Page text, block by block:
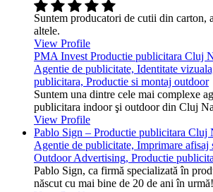
Suntem producatori de cutii din carton,
altele.
View Profile
PMA Invest Productie publicitara Cluj
Agentie de publicitate, Identitate
publicitara, Productie si montaj outdoor
Suntem una dintre cele mai complexe
publicitara indoor şi outdoor din Cluj
View Profile
Pablo Sign – Productie publicitara Cluj
Agentie de publicitate, Imprimare
Outdoor Advertising, Productie
Pablo Sign, ca firmă specializată în
născut cu mai bine de 20 de ani în urmă!